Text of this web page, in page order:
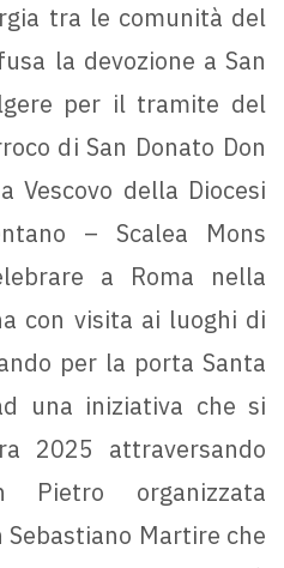
tra le comunità del
la devozione a San
per il tramite del
di San Donato Don
Vescovo della Diocesi
– Scalea Mons
a Roma nella
con visita ai luoghi di
per la porta Santa
una iniziativa che si
2025 attraversando
Pietro organizzata
Sebastiano Martire che